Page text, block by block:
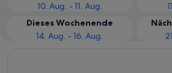
10. Aug. - 11. Aug.
Dieses Wochenende
14. Aug. - 16. Aug.